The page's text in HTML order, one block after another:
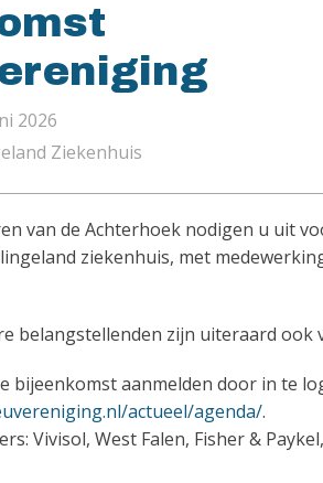
2026
Ziekenhuis
van de Achterhoek nodigen u uit
ziekenhuis, met
belangstellenden zijn uiteraard ook
bijeenkomst aanmelden door in te
actueel/agenda/.
Vivisol, West Falen, Fisher &